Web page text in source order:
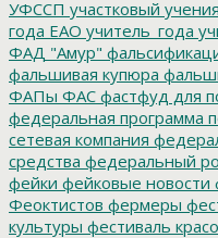
УФССП участковый учения
года ЕАО учитель_года
ФАД "Амур"
фальшивая купюра
ФАПы ФАС фастфуд для
федеральная программа
сетевая компания
средства федеральный
фейки фейковые новости
Феоктистов фермеры
культуры фестиваль